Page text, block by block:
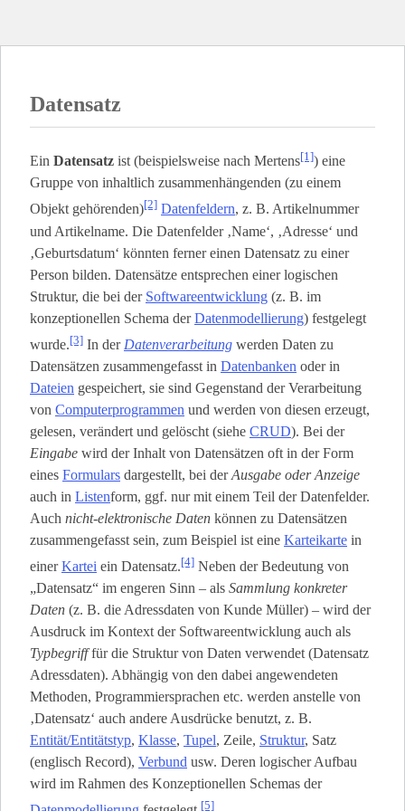
Datensatz
Ein Datensatz ist (beispielsweise nach Mertens[1]) eine
Gruppe von inhaltlich zusammenhängenden (zu einem
Objekt gehörenden)[2] Datenfeldern, z. B. Artikelnummer
und Artikelname. Die Datenfelder ‚Name‘, ‚Adresse‘ und
‚Geburtsdatum‘ könnten ferner einen Datensatz zu einer
Person bilden. Datensätze entsprechen einer logischen
Struktur, die bei der Softwareentwicklung (z. B. im
konzeptionellen Schema derDatenmodellierung) festgelegt
wurde.[3] In der Datenverarbeitung werden Daten zu
Datensätzen zusammengefasst in Datenbanken oder in
Dateien gespeichert, sie sind Gegenstand der Verarbeitung
von Computerprogrammen und werden von diesen erzeugt,
gelesen, verändert und gelöscht (siehe CRUD). Bei der
Eingabe wird der Inhalt von Datensätzen oft in der Form
eines Formulars dargestellt, bei derAusgabe oder Anzeige
auch in Listen­form, ggf. nur mit einem Teil der Datenfelder.
Auch nicht-elektronische Daten können zu Datensätzen
zusammengefasst sein, zum Beispiel ist eine Karteikarte in
einerKartei ein Datensatz.[4] Neben der Bedeutung von
„Datensatz“ im engeren Sinn – als Sammlung konkreter
Daten (z. B. die Adressdaten von Kunde Müller) – wird der
Ausdruck im Kontext der Softwareentwicklung auch als
Typbegrifffür die Struktur von Daten verwendet (Datensatz
Adressdaten). Abhängig von den dabei angewendeten
Methoden, Programmiersprachen etc. werden anstelle von
‚Datensatz‘ auch andere Ausdrücke benutzt, z. B.
Entität/Entitätstyp, Klasse, Tupel, Zeile, Struktur, Satz
(englisch Record), Verbund usw. Deren logischer Aufbau
wird im Rahmen des Konzeptionellen Schemas der
[5]